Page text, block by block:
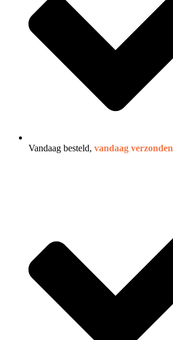
Vandaag besteld, vandaag verzonden